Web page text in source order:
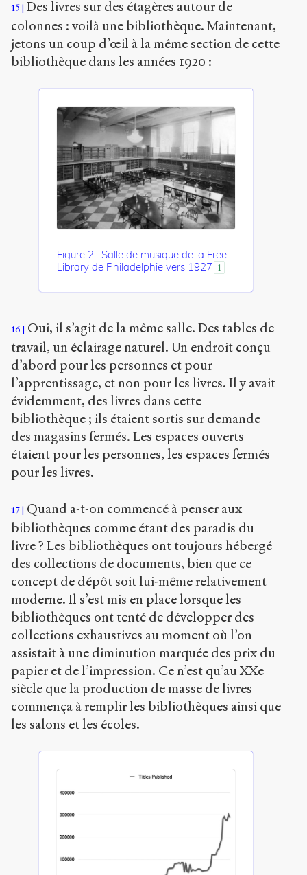
15 Des livres sur des étagères autour de
colonnes : voilà une bibliothèque. Maintenant,
jetons un coup d’œil à la même section de cette
bibliothèque dans les années 1920 :
Figure 2 : Salle de musique de la Free
Library de Philadelphie vers 1927 1
16
Oui, il s’agit de la même salle. Des tables de
travail, un éclairage naturel. Un endroit conçu
d’abord pour les personnes et pour
l’apprentissage, et non pour les livres. Il y avait
évidemment, des livres dans cette
bibliothèque ; ils étaient sortis sur demande
des magasins fermés. Les espaces ouverts
étaient pour les personnes, les espaces fermés
pour les livres.
17
Quand a-t-on commencé à penser aux
bibliothèques comme étant des paradis du
livre ? Les bibliothèques ont toujours hébergé
des collections de documents, bien que ce
concept de dépôt soit lui-même relativement
moderne. Il s’est mis en place lorsque les
bibliothèques ont tenté de développer des
collections exhaustives au moment où l’on
assistait à une diminution marquée des prix du
papier et de l’impression. Ce n’est qu’au XXe
siècle que la production de masse de livres
commença à remplir les bibliothèques ainsi que
les salons et les écoles.